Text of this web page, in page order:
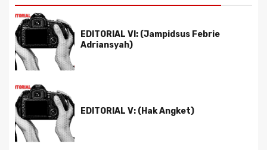
EDITORIAL VI: (Jampidsus Febrie
Adriansyah)
EDITORIAL V: (Hak Angket)